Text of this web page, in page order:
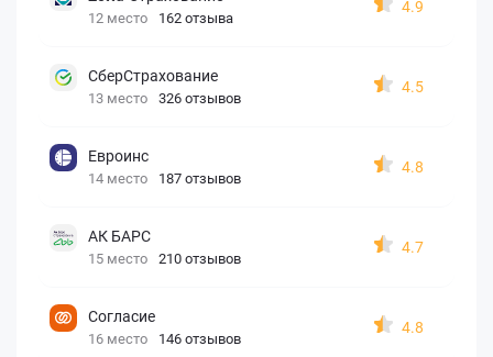
12 место 162 отзыва
4.9
СберСтрахование
13 место 326 отзывов
4.5
Евроинс
14 место 187 отзывов
4.8
АК БАРС
15 место 210 отзывов
4.7
Согласие
16 место 146 отзывов
4.8